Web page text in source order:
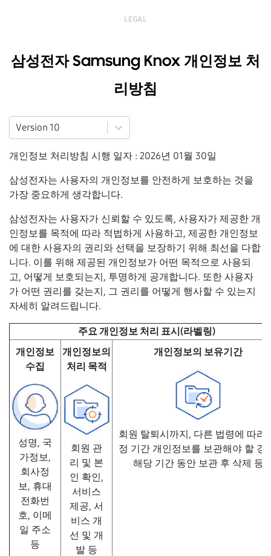
LEGAL
삼성전자 Samsung Knox 개인정보 처
리방침
Version 10
개인정보 처리방침 시행 일자 : 2026년 01월 30일
삼성전자는 사용자의 개인정보를 안전하게 보호하는 것을
가장 중요하게 생각합니다.
삼성전자는 사용자가 신뢰할 수 있도록, 사용자가 제공한 개
인정보를 목적에 따라 적법하게 사용하고, 제공한 개인정보
에 대한 사용자의 권리와 선택을 보장하기 위해 최선을 다합
니다. 이를 위해 제공된 개인정보가 어떤 목적으로 사용되
고, 어떻게 보호되는지, 투명하게 공개합니다. 또한 사용자
가 어떤 권리를 갖는지, 그 권리를 어떻게 행사할 수 있는지
자세히 알려드립니다.
주요 개인정보 처리 표시(라벨링)
개인정보
수집
성명, 국
가정보,
회사정
보, 휴대
전화번
호, 이메
일 주소
등
개인정보의
처리 목적
회원 관
리 및 본
인 확인,
서비스
제공, 서
비스 개
선 및 개
발 등
개인정보의 보유기간
회원 탈퇴시까지, 다른 법령에 따라
정 기간 개인정보를 보관해야 할 경
해당 기간 동안 보관 후 삭제 등